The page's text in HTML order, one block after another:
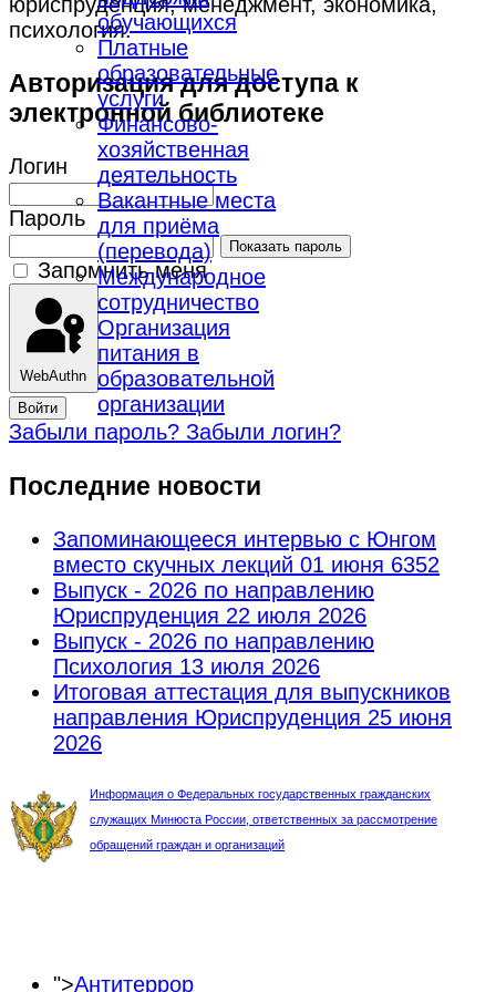
обучающихся
Платные
образовательные
услуги
Финансово-
хозяйственная
деятельность
Вакантные места
для приёма
(перевода)
Международное
сотрудничество
Организация
питания в
образовательной
организации
психология.
Авторизация для доступа к
электронной библиотеке
Логин
Пароль
Показать пароль
Запомнить меня
WebAuthn
Войти
Забыли пароль? Забыли логин?
Последние новости
Запоминающееся интервью с Юнгом
вместо скучных лекций 01 июня 6352
Выпуск - 2026 по направлению
Юриспруденция 22 июля 2026
Выпуск - 2026 по направлению
Психология 13 июля 2026
Итоговая аттестация для выпускников
направления Юриспруденция 25 июня
2026
Информация о Федеральных государственных гражданских
служащих Минюста России, ответственных за рассмотрение
обращений граждан и организаций
">Антитеррор